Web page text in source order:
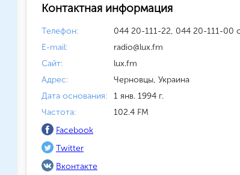
Контактная информация
Телефон:
044 20-111-22, 044 20-111-00
E-mail:
radio@lux.fm
Сайт:
lux.fm
Адрес:
Черновцы, Украина
Дата основания:
1 янв. 1994 г.
Частота:
102.4 FM
Facebook
Twitter
Вконтакте